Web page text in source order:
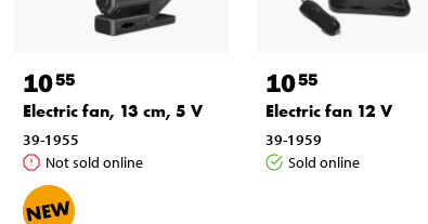
1055
Electric fan, 13 cm, 5 V
39-1955
Not sold online
1055
Electric fan 12 V
39-1959
Sold online